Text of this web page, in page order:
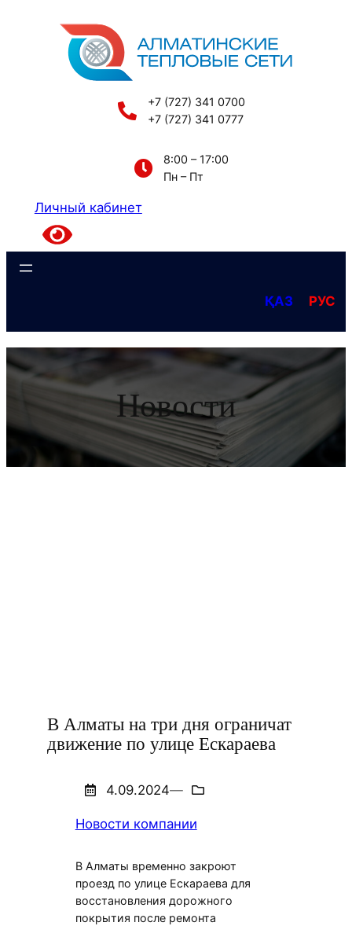
содержимому
+7 (727) 341 0700
+7 (727) 341 0777
8:00 – 17:00
Пн – Пт
Личный кабинет
ҚАЗ РУС
Новости
В Алматы на три дня ограничат
движение по улице Ескараева
4.09.2024—
Новости компании
В Алматы временно закроют
проезд по улице Ескараева для
восстановления дорожного
покрытия после ремонта